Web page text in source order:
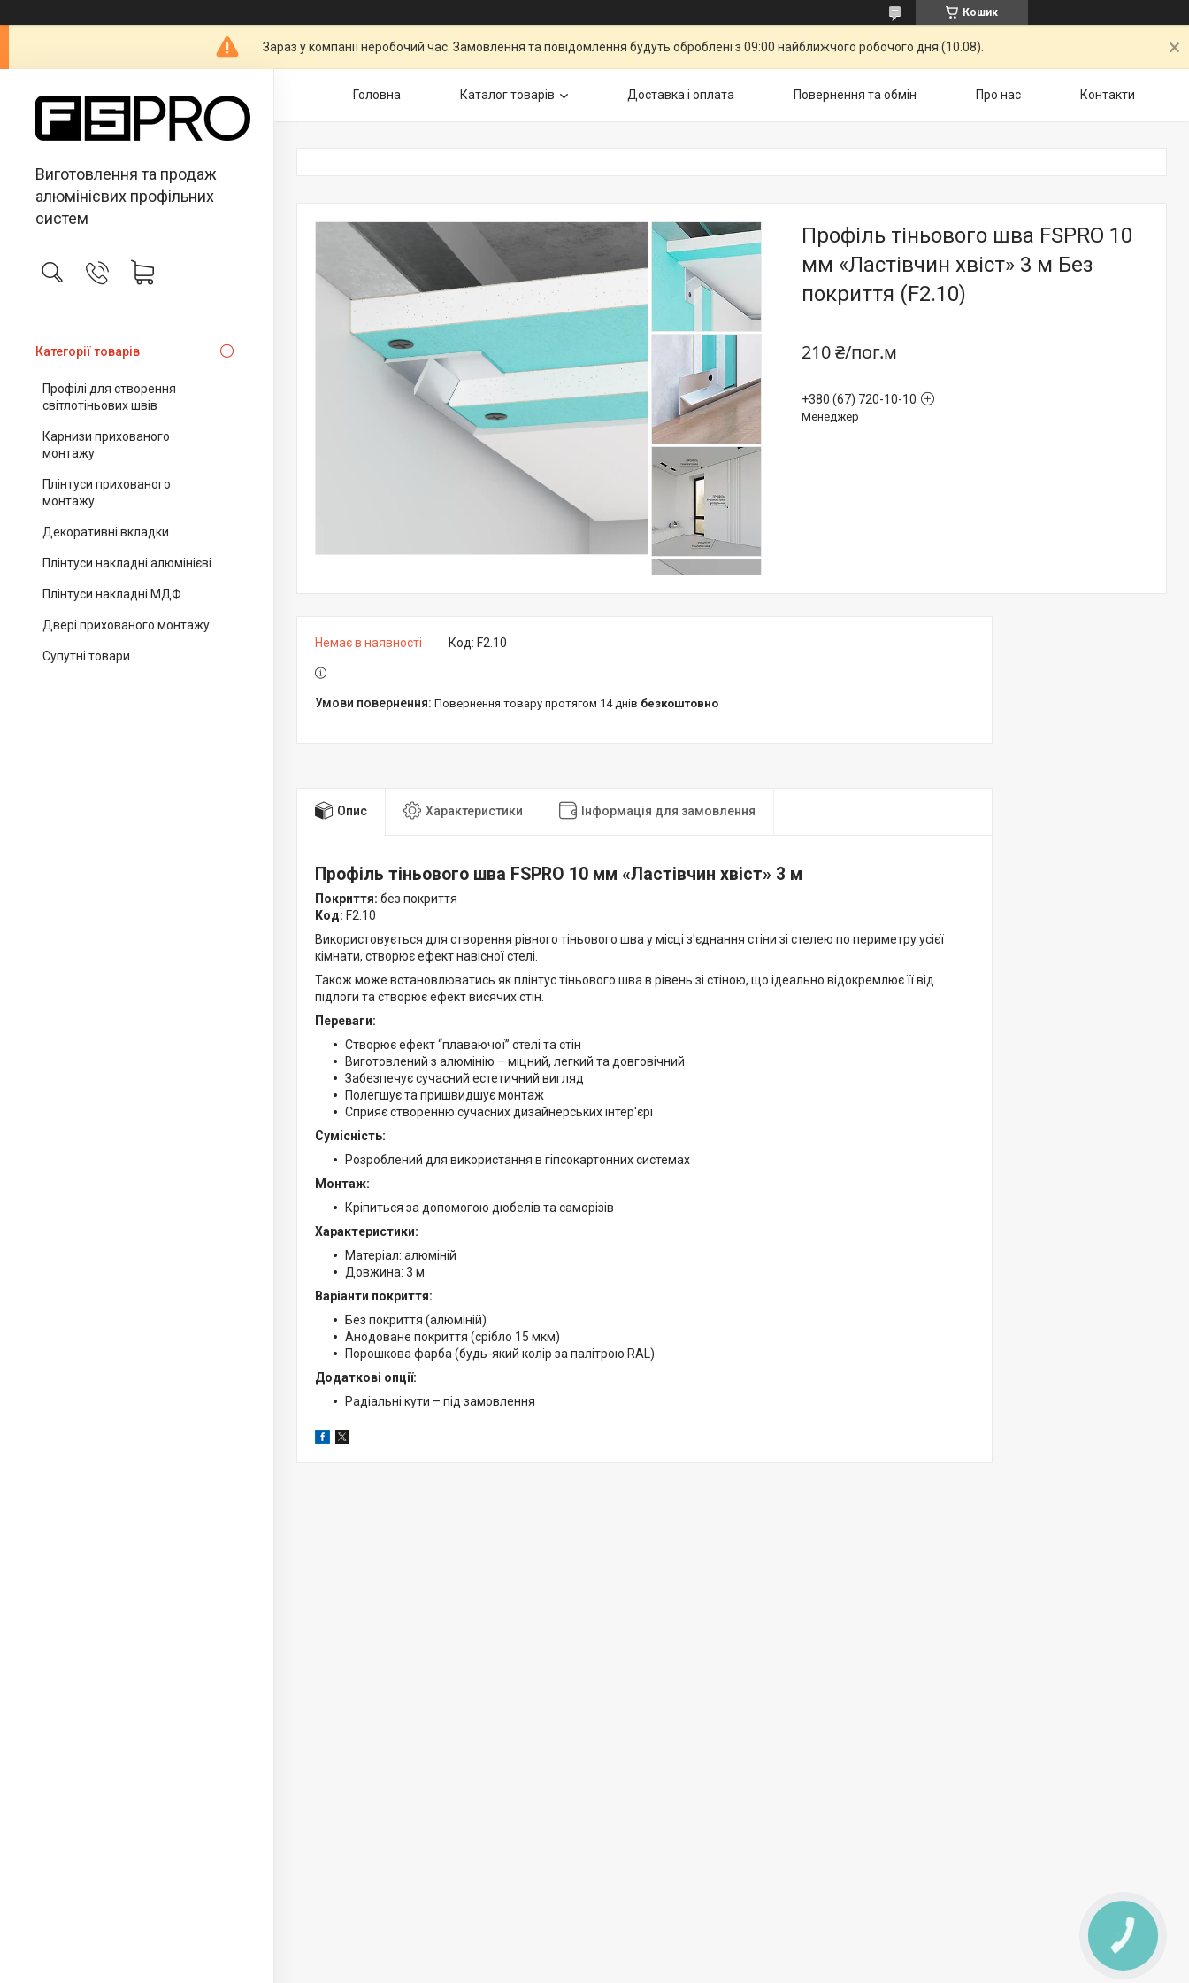
Кошик
Зараз у компанії неробочий час. Замовлення та повідомлення будуть оброблені з 09:00 найближчого робочого дня (10.08).
Виготовлення та продаж
алюмінієвих профільних
систем
Категорії товарів
Профілі для створення
світлотіньових швів
Карнизи прихованого
монтажу
Плінтуси прихованого
монтажу
Декоративні вкладки
Плінтуси накладні алюмінієві
Плінтуси накладні МДФ
Двері прихованого монтажу
Супутні товари
Головна Каталог товарів Доставка і оплата Повернення та обмін Про нас Контакти
Профіль тіньового шва FSPRO 10
мм «Ластівчин хвіст» 3 м Без
покриття (F2.10)
210 ₴/пог.м
+380 (67) 720-10-10
Менеджер
Немає в наявності Код: F2.10
повернення товару протягом 14 днів безкоштовно
Опис Характеристики Інформація для замовлення
Профіль тіньового шва FSPRO 10 мм «Ластівчин хвіст» 3 м
Покриття: без покриття
Код: F2.10
Використовується для створення рівного тіньового шва у місці з'єднання стіни зі стелею по периметру усієї
кімнати, створює ефект навісної стелі.
Також може встановлюватись як плінтус тіньового шва в рівень зі стіною, що ідеально відокремлює її від
підлоги та створює ефект висячих стін.
Переваги:
Створює ефект “плаваючої” стелі та стін
Виготовлений з алюмінію – міцний, легкий та довговічний
Забезпечує сучасний естетичний вигляд
Полегшує та пришвидшує монтаж
Сприяє створенню сучасних дизайнерських інтер'єрі
Сумісність:
Розроблений для використання в гіпсокартонних системах
Монтаж:
Кріпиться за допомогою дюбелів та саморізів
Характеристики:
Матеріал: алюміній
Довжина: 3 м
Варіанти покриття:
Без покриття (алюміній)
Анодоване покриття (срібло 15 мкм)
Порошкова фарба (будь-який колір за палітрою RAL)
Додаткові опції:
Радіальні кути – під замовлення